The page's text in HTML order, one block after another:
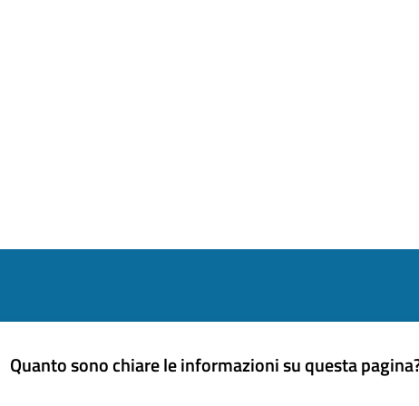
Quanto sono chiare le informazioni su questa